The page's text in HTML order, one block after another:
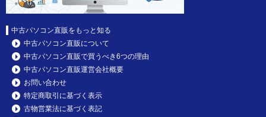
中古パソコン直販をもっと知る
中古パソコン直販について
中古パソコン直販で買うべき6つの理由
中古パソコン直販運営会社概要
お問い合わせ
特定商取引に基づく表示
古物営業法に基づく表記